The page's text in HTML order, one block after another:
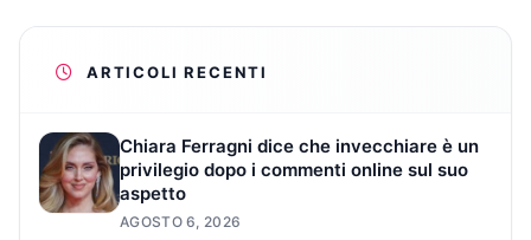
ARTICOLI RECENTI
Chiara Ferragni dice che invecchiare è un
privilegio dopo i commenti online sul suo
aspetto
AGOSTO 6, 2026